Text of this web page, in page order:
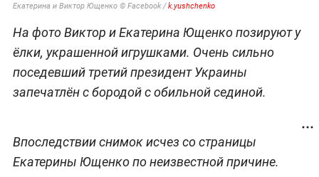
Екатерина и Виктор Ющенко © Facebook /k.yushchenko
На фото Виктор и Екатерина Ющенко позируют у
ёлки, украшенной игрушками. Очень сильно
поседевший третий президент Украины
запечатлён с бородой с обильной сединой.
Впоследствии снимок исчез со страницы
Екатерины Ющенко по неизвестной причине.